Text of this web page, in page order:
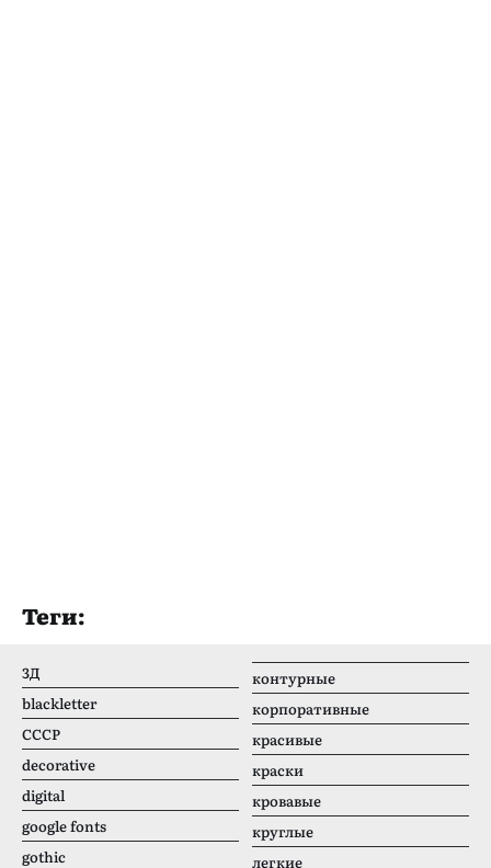
Теги:
3Д
blackletter
CCCР
decorative
digital
google fonts
gothic
контурные
корпоративные
красивые
краски
кровавые
круглые
легкие